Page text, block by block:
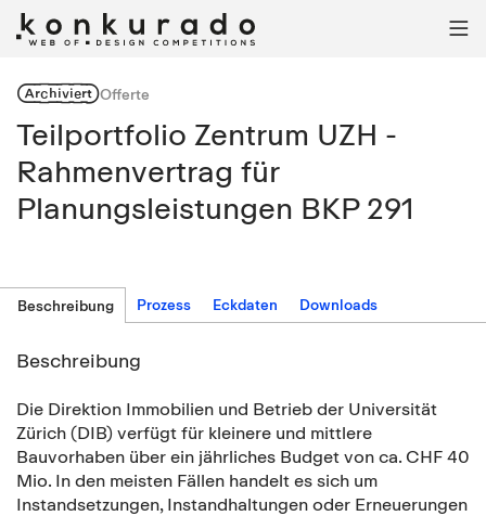

ArchiviertOfferte
Teilportfolio Zentrum UZH -
Rahmenvertrag für
Planungsleistungen BKP 291
Beschreibung Prozess Eckdaten Downloads
Beschreibung
Die Direktion Immobilien und Betrieb der Universität
Zürich (DIB) verfügt für kleinere und mittlere
Bauvorhaben über ein jährliches Budget von ca. CHF 40
Mio. In den meisten Fällen handelt es sich um
Instandsetzungen, Instandhaltungen oder Erneuerungen